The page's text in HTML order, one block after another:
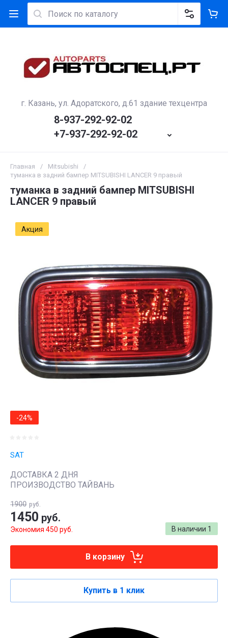
г. Казань, ул. Адоратского, д.61 здание техцентра
8-937-292-92-02
+7-937-292-92-02
Главная / Mitsubishi
/
туманка в задний бампер MITSUBISHI LANCER 9 правый
туманка в задний бампер MITSUBISHI
LANCER 9 правый
Акция
-24%
SAT
ДОСТАВКА 2 ДНЯ
ПРОИЗВОДСТВО ТАЙВАНЬ
В наличии 1
1900 руб.
1450 руб.
Экономия 450 руб.
В корзину
Купить в 1 клик